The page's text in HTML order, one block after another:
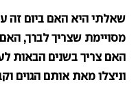
שאלתי היא האם ביום זה
מסויימת שצריך לברך,
האם צריך בשנים הבאות
וניצלו מאת אותם הגוים